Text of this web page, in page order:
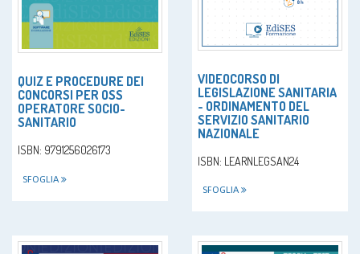
QUIZ E PROCEDURE DEI
CONCORSI PER OSS
OPERATORE SOCIO-
SANITARIO
ISBN: 9791256026173
SFOGLIA
VIDEOCORSO DI
LEGISLAZIONE SANITARIA
- ORDINAMENTO DEL
SERVIZIO SANITARIO
NAZIONALE
ISBN: LEARNLEGSAN24
SFOGLIA